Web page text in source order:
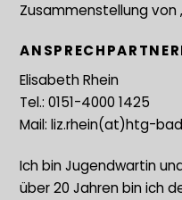
Zusammenstellung von
Elisabeth Rhein
Tel.: 0151-4000 1425
Mail: liz.rhein(at)htg-
Ich bin Jugendwartin
über 20 Jahren bin ich